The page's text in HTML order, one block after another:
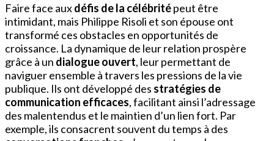
Faire face auxdéfis de la célébritépeut être
intimidant, mais Philippe Risoli et son épouse ont
transformé ces obstacles en opportunités de
croissance. La dynamique de leur relation prospère
grâce à un dialogue ouvert, leur permettant de
naviguer ensemble à travers les pressions de la vie
publique. Ils ont développé des stratégies de
communication efficaces, facilitant ainsi l’adressage
des malentendus et le maintien d’un lien fort. Par
exemple, ils consacrent souvent du temps à des